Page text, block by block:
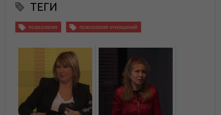
ТЕГИ
психология психология отношений